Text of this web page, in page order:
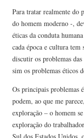
Para tratar realmente do
do homem moderno -,
éticas da conduta
cada época e cultura tem
discutir os problemas
sim os problemas éticos
Os principais problemas
podem, ao que me
exploração – o homem
exploração do